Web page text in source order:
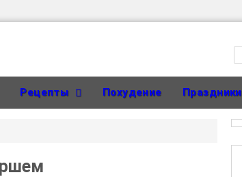
Рецепты Похудение Праздники